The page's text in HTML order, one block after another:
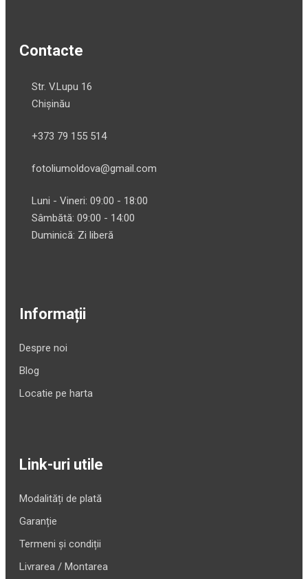
Contacte
Str. V.Lupu 16
Chișinău
+373 79 155 514
fotoliumoldova@gmail.com
Luni - Vineri: 09:00 - 18:00
Sâmbătă: 09:00 - 14:00
Duminică: Zi liberă
Informații
Despre noi
Blog
Locatie pe harta
Link-uri utile
Modalități de plată
Garanție
Termeni și condiții
Livrarea / Montarea